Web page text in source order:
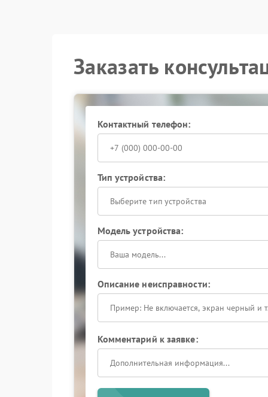
Заказать
Контактный телефон:
Тип устройства:
Выберите тип устройства
Модель устройства:
Описание неисправности:
Комментарий к заявке: